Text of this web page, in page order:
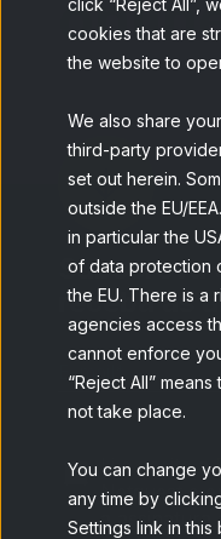
click “Reject All”,
cookies that are
the website to
We also share
third-party
set out herein.
outside the EU/
in particular the
of data protection
the EU. There is a
agencies access
cannot enforce
“Reject All”
not take place.
You can change
any time by
Settings link in this
Subscreva
receba as
E-mail *
Li e aceito a
Netquest e
a assinatura